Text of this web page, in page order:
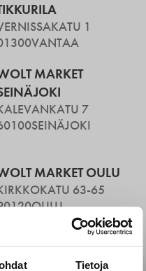
Tietoja
1
VANTAA
MARKET
7
SEINÄJOKI
MARKET OULU
63-65
OULU